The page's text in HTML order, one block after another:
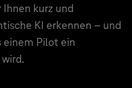
kurz und
KI erkennen – und
einem Pilot ein